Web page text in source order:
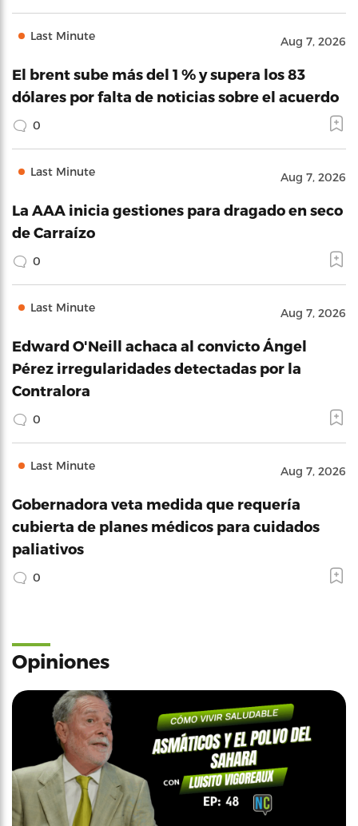
Last Minute Aug 7, 2026
El brent sube más del 1 % y supera los 83
dólares por falta de noticias sobre el acuerdo
0
Last Minute Aug 7, 2026
La AAA inicia gestiones para dragado en seco
de Carraízo
0
Last Minute Aug 7, 2026
Edward O'Neill achaca al convicto Ángel
Pérez irregularidades detectadas por la
Contralora
0
Last Minute Aug 7, 2026
Gobernadora veta medida que requería
cubierta de planes médicos para cuidados
paliativos
0
Opiniones